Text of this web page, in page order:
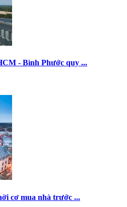
- Bình Phước quy ...
cơ mua nhà trước ...